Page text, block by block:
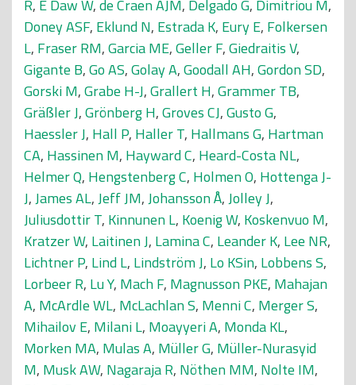
R, E Daw W,de Craen AJM, Delgado G, Dimitriou M,
Doney ASF, Eklund N, Estrada K, Eury E, Folkersen
L, Fraser RM,Garcia ME,Geller F,Giedraitis V,
Gigante B,Go AS,Golay A,Goodall AH,Gordon SD,
Gorski M,Grabe H-J,Grallert H,Grammer TB,
Gräßler J,Grönberg H,Groves CJ,Gusto G,
Haessler J, Hall P, Haller T, Hallmans G, Hartman
CA, Hassinen M, Hayward C, Heard-Costa NL,
Helmer Q, Hengstenberg C, Holmen O, Hottenga J-
J,James AL,Jeff JM,Johansson Å,Jolley J,
Juliusdottir T, Kinnunen L, Koenig W, Koskenvuo M,
Kratzer W, Laitinen J, Lamina C, Leander K, Lee NR,
Lichtner P, Lind L, Lindström J, Lo KSin, Lobbens S,
Lorbeer R, Lu Y, Mach F, Magnusson PKE, Mahajan
A, McArdle WL, McLachlan S, Menni C, Merger S,
Mihailov E, Milani L, Moayyeri A, Monda KL,
Morken MA, Mulas A, Müller G, Müller-Nurasyid
M, Musk AW, Nagaraja R, Nöthen MM, Nolte IM,